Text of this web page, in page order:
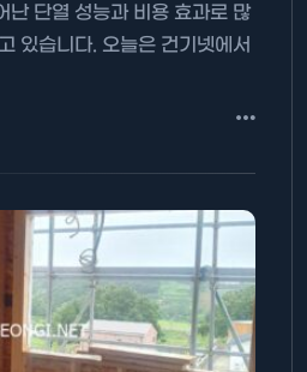
난 단열 성능과 비용 효과로 많
있습니다. 오늘은 건기넷에서